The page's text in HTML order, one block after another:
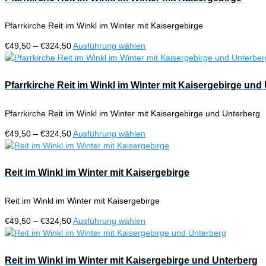
werden
Varianten
Die
können
auf
Produktseite
werden
Pfarrkirche Reit im Winkl im Winter mit Kaisergebirge
€49,50 – €324,50Preisspanne:
€49,50
€324,50
Ausführung wählen
Produkt
mehrere
Varianten
Die
können
auf
Produktseite
werden
Pfarrkirche Reit im Winkl im Winter mit Kaisergebirge und
Pfarrkirche Reit im Winkl im Winter mit Kaisergebirge und Unterberg
€49,50 – €324,50Preisspanne:
€49,50
€324,50
Ausführung wählen
Produkt
mehrere
Varianten
Die
können
auf
Produktseite
Reit im Winkl im Winter mit Kaisergebirge
Reit im Winkl im Winter mit Kaisergebirge
€49,50 – €324,50Preisspanne:
€49,50
€324,50
Ausführung wählen
Produkt
mehrere
Reit im Winkl im Winter mit Kaisergebirge und Unterberg